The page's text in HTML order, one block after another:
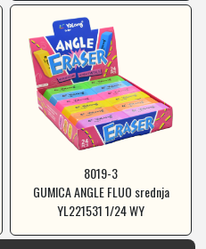
8019-3
GUMICA ANGLE FLUO srednja
YL221531 1/24 WY